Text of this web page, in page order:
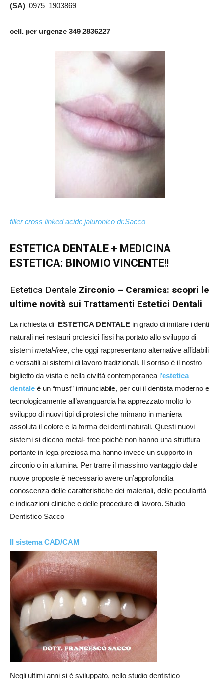
(SA) 0975 1903869
cell. per urgenze 349 2836227
filler cross linked acido jaluronico dr.Sacco
ESTETICA DENTALE + MEDICINA
ESTETICA: BINOMIO VINCENTE!!
Estetica Dentale Zirconio – Ceramica: scopri le
ultime novità sui Trattamenti Estetici Dentali
La richiesta di ESTETICA DENTALE in grado di imitare i denti
naturali nei restauri protesici fissi ha portato allo sviluppo di
sistemi metal-free, che oggi rappresentano alternative affidabili
e versatili ai sistemi di lavoro tradizionali. Il sorriso è il nostro
biglietto da visita e nella civiltà contemporanea l’estetica
dentale è un “must” irrinunciabile, per cui il dentista moderno e
tecnologicamente all’avanguardia ha apprezzato molto lo
sviluppo di nuovi tipi di protesi che mimano in maniera
assoluta il colore e la forma dei denti naturali. Questi nuovi
sistemi si dicono metal- free poiché non hanno una struttura
portante in lega preziosa ma hanno invece un supporto in
zirconio o in allumina. Per trarre il massimo vantaggio dalle
nuove proposte è necessario avere un’approfondita
conoscenza delle caratteristiche dei materiali, delle peculiarità
e indicazioni cliniche e delle procedure di lavoro. Studio
Dentistico Sacco
Il sistema CAD/CAM
Negli ultimi anni si è sviluppato, nello studio dentistico